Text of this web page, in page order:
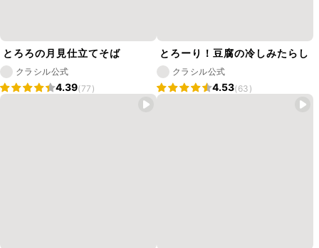
とろろの月見仕立てそば
クラシル公式
4.39(77)
とろーり！豆腐の冷しみたらし
クラシル公式
4.53(63)